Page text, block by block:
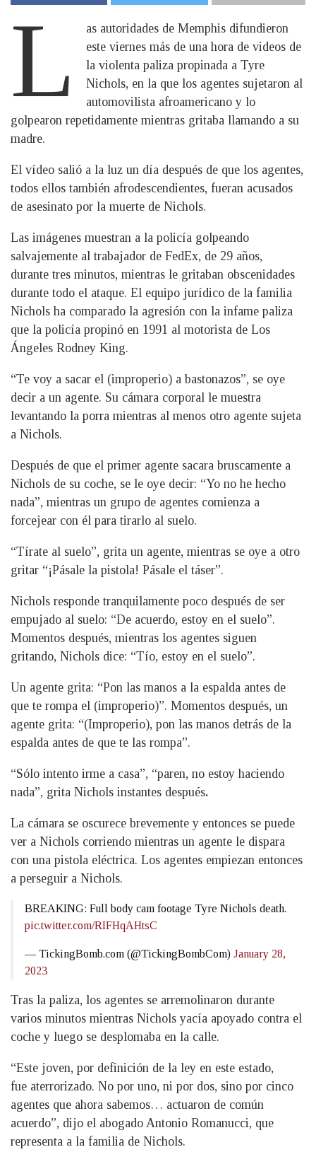
L
as autoridades de Memphis difundieron
este viernes más de una hora de videos de
la violenta paliza propinada a Tyre
Nichols, en la que los agentes sujetaron al
automovilista afroamericano y lo
golpearon repetidamente mientras gritaba llamando a su
madre.
El vídeo salió a la luz un día después de que los agentes,
todos ellos también afrodescendientes, fueran acusados
de asesinato por la muerte de Nichols.
Las imágenes muestran a la policía golpeando
salvajemente al trabajador de FedEx, de 29 años,
durante tres minutos, mientras le gritaban obscenidades
durante todo el ataque. El equipo jurídico de la familia
Nichols ha comparado la agresión con la infame paliza
que la policía propinó en 1991 al motorista de Los
Ángeles Rodney King.
“Te voy a sacar el (improperio) a bastonazos”, se oye
decir a un agente. Su cámara corporal le muestra
levantando la porra mientras al menos otro agente sujeta
a Nichols.
Después de que el primer agente sacara bruscamente a
Nichols de su coche, se le oye decir: “Yo no he hecho
nada”, mientras un grupo de agentes comienza a
forcejear con él para tirarlo al suelo.
“Tírate al suelo”, grita un agente, mientras se oye a otro
gritar “¡Pásale la pistola! Pásale el táser”.
Nichols responde tranquilamente poco después de ser
empujado al suelo: “De acuerdo, estoy en el suelo”.
Momentos después, mientras los agentes siguen
gritando, Nichols dice: “Tío, estoy en el suelo”.
Un agente grita: “Pon las manos a la espalda antes de
que te rompa el (improperio)”. Momentos después, un
agente grita: “(Improperio), pon las manos detrás de la
espalda antes de que te las rompa”.
“Sólo intento irme a casa”, “paren, no estoy haciendo
nada”, grita Nichols instantes después.
La cámara se oscurece brevemente y entonces se puede
ver a Nichols corriendo mientras un agente le dispara
con una pistola eléctrica. Los agentes empiezan entonces
a perseguir a Nichols.
BREAKING: Full body cam footage Tyre Nichols death.
pic.twitter.com/RIFHqAHtsC
— TickingBomb.com (@TickingBombCom) January 28,
2023
Tras la paliza, los agentes se arremolinaron durante
varios minutos mientras Nichols yacía apoyado contra el
coche y luego se desplomaba en la calle.
“Este joven, por definición de la ley en este estado,
fue aterrorizado. No por uno, ni por dos, sino por cinco
agentes que ahora sabemos… actuaron de común
acuerdo”, dijo el abogado Antonio Romanucci, que
representa a la familia de Nichols.